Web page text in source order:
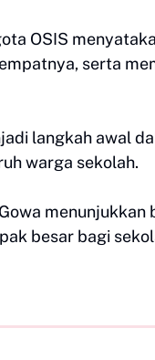
OSIS
serta
langkah awal
warga sekolah.
besar bagi